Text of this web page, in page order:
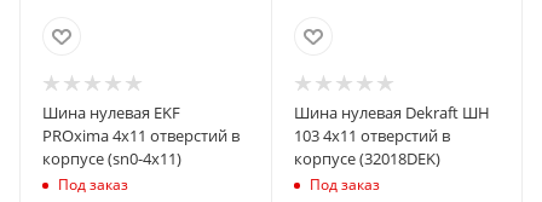
Шина нулевая EKF
PROxima 4х11 отверстий в
корпусе (sn0-4х11)
Под заказ
Шина нулевая Dekraft ШН
103 4х11 отверстий в
корпусе (32018DEK)
Под заказ